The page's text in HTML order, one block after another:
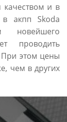
и в
акпп Skoda
новейшего
проводить
этом цены
чем в других